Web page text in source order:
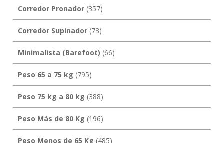
Corredor Pronador(357)
Corredor Supinador(73)
Minimalista (Barefoot) (66)
Peso 65 a 75 kg (795)
Peso 75 kg a 80 kg (388)
Peso Más de 80 Kg (196)
Peso Menos de 65 Kg (485)